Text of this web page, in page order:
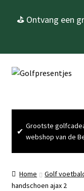
⛳ Ontvang een
Ga
navigatie
Ga
inhoud
Golfcadeau’s
Golfbenodigdheden
Gadgets
✔
Grootste
webshop van de
Home Golf
handschoen ajax 2